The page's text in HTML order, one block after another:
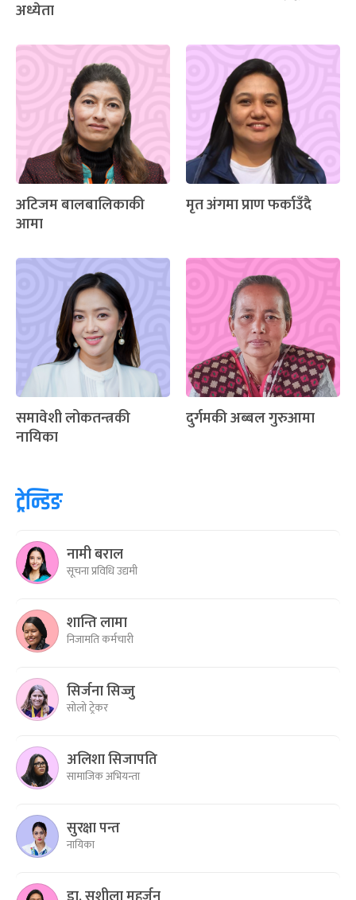
अध्येता
अटिजम बालबालिकाकी
आमा
मृत अंगमा प्राण फर्काउँदै
समावेशी लोकतन्त्रकी
नायिका
दुर्गमकी अब्बल गुरुआमा
ट्रेन्डिङ
नामी बराल
सूचना प्रविधि उद्यमी
शान्ति लामा
निजामति कर्मचारी
सिर्जना सिज्जु
सोलो ट्रेकर
अलिशा सिजापति
सामाजिक अभियन्ता
सुरक्षा पन्त
नायिका